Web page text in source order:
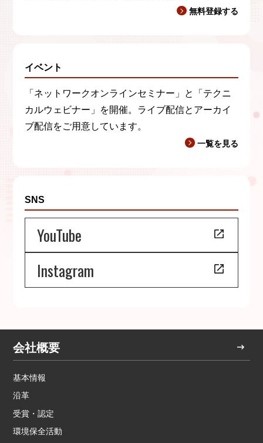
無料登録する
イベント
「ネットワークオンラインセミナー」と「テクニ
カルウェビナー」を開催。ライブ配信とアーカイ
ブ配信をご用意しています。
一覧を見る
SNS
YouTube
Instagram
会社概要
基本情報
沿革
受賞・認定
環境保全活動